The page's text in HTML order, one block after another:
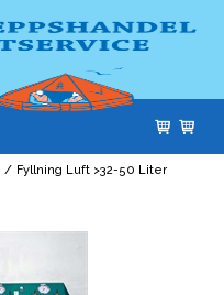
/ Fyllning Luft >32-50 Liter